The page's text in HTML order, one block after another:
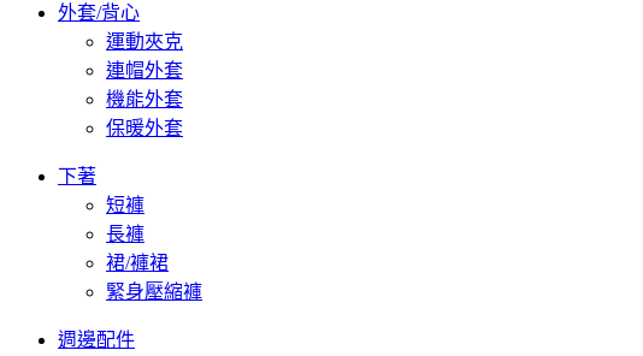
外套/背心
運動夾克
連帽外套
機能外套
保暖外套
下著
短褲
長褲
裙/褲裙
緊身壓縮褲
週邊配件